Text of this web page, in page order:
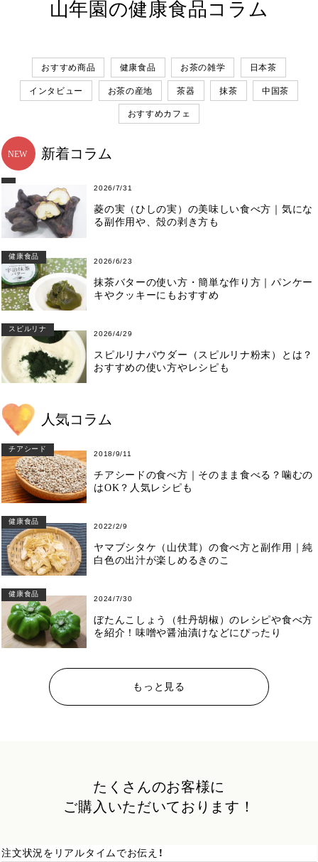
山年園の健康食品コラム
おすすめ商品 健康食品 お茶の雑学 日本茶
インタビュー お茶の産地 茶器 抹茶 中国茶
おすすめカフェ
新着コラム
2026/7/31
菱の実（ひしの実）の美味しい食べ方｜気にな
る副作用や、殻の剥き方も
健康食品
2026/6/23
抹茶バターの使い方・簡単な作り方｜パンケー
キやクッキーにもおすすめ
スピルリナ
2026/4/29
スピルリナパウダー（スピルリナ粉末）とは？
おすすめの使い方やレシピも
人気コラム
チアシード
2018/9/11
チアシードの食べ方｜そのまま食べる？噛むの
はOK？人気レシピも
健康食品
2022/2/9
ヤマブシタケ（山伏茸）の食べ方と副作用｜純
白色の出汁が楽しめるきのこ
健康食品
2024/7/30
ぼたんこしょう（牡丹胡椒）のレシピや食べ方
を紹介！味噌や醤油漬けなどにぴったり
もっと見る
たくさんのお客様に
ご購入いただいております！
注文状況をリアルタイムでお伝え！